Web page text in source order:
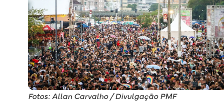
Fotos: Allan Carvalho / Divulgação PMF